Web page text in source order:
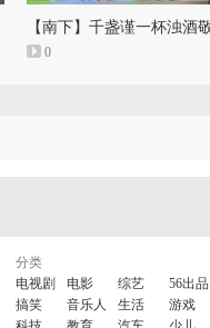
0
分类
电视剧
电影 综艺 56出品
搞笑
音乐人 生活 游戏